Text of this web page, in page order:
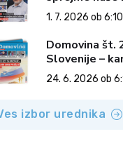
1. 7. 2026 ob 6:10
Domovina št.
Slovenije –
24. 6. 2026 ob
izbor urednika